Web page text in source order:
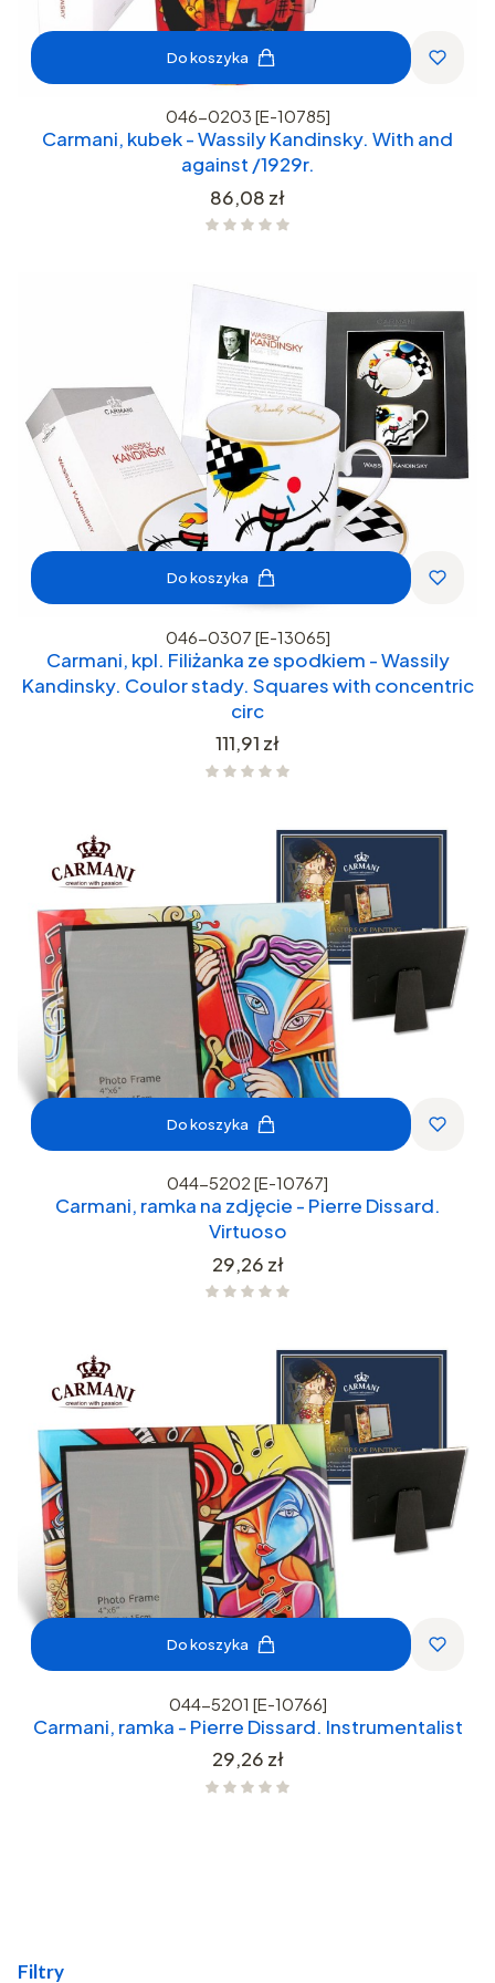
Do koszyka
046-0203 [E-10785]
Carmani, kubek - Wassily Kandinsky. With and
against /1929r.
Cena
86,08 zł
Do koszyka
046-0307 [E-13065]
Carmani, kpl. Filiżanka ze spodkiem - Wassily
Kandinsky. Coulor stady. Squares with concentric
circ
Cena
111,91 zł
Do koszyka
044-5202 [E-10767]
Carmani, ramka na zdjęcie - Pierre Dissard.
Virtuoso
Cena
29,26 zł
Do koszyka
044-5201 [E-10766]
Carmani, ramka - Pierre Dissard. Instrumentalist
Cena
29,26 zł
Filtry